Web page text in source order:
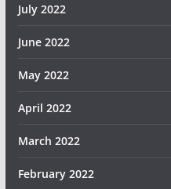
July 2022
June 2022
May 2022
April 2022
March 2022
February 2022